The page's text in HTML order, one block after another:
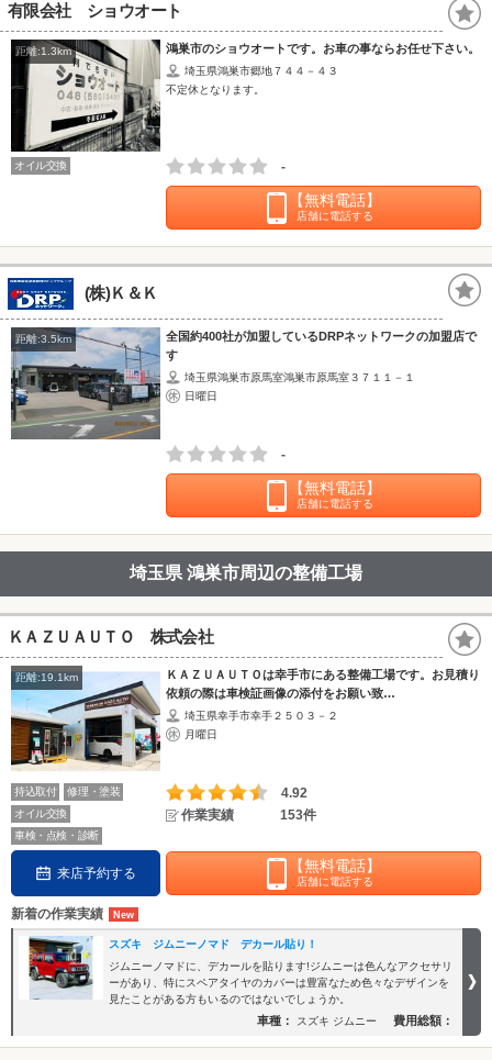
有限会社 ショウオート
距離:1.3km 鴻巣市のショウオートです。お車の事ならお任せ下さい。
埼玉県鴻巣市郷地７４４－４３
不定休となります。
オイル交換 -
【無料電話】
店舗に電話する
(株)Ｋ＆Ｋ
距離:3.5km
全国約400社が加盟しているDRPネットワークの加盟店で
す
埼玉県鴻巣市原馬室鴻巣市原馬室３７１１－１
日曜日
-
【無料電話】
店舗に電話する
埼玉県 鴻巣市周辺の整備工場
ＫＡＺＵＡＵＴＯ 株式会社
距離:19.1km
ＫＡＺＵＡＵＴＯは幸手市にある整備工場です。お見積り
依頼の際は車検証画像の添付をお願い致…
埼玉県幸手市幸手２５０３－２
月曜日
持込取付
修理・塗装
オイル交換
車検・点検・診断
4.92
作業実績
153件
来店予約する 【無料電話】
店舗に電話する
新着の作業実績
スズキ ジムニーノマド デカール貼り！
ジムニーノマドに、デカールを貼ります!ジムニーは色んなアクセサリ
ーがあり、特にスペアタイヤのカバーは豊富なため色々なデザインを
見たことがある方もいるのではないでしょうか。
車種： スズキ ジムニー 費用総額：